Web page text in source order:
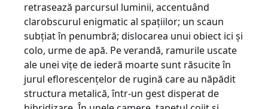
retrasează parcursul luminii, accentuând
clarobscurul enigmatic al spaţiilor; un scaun
subţiat în penumbră; dislocarea unui obiect ici şi
colo, urme de apă. Pe verandă, ramurile uscate
ale unei viţe de iederă moarte sunt răsucite în
jurul eflorescenţelor de rugină care au năpădit
structura metalică, într-un gest disperat de